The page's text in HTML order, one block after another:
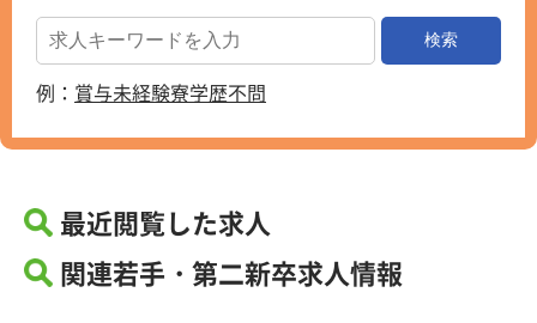
例： 賞与未経験寮学歴不問
最近閲覧した求人
関連若手・第二新卒求人情報